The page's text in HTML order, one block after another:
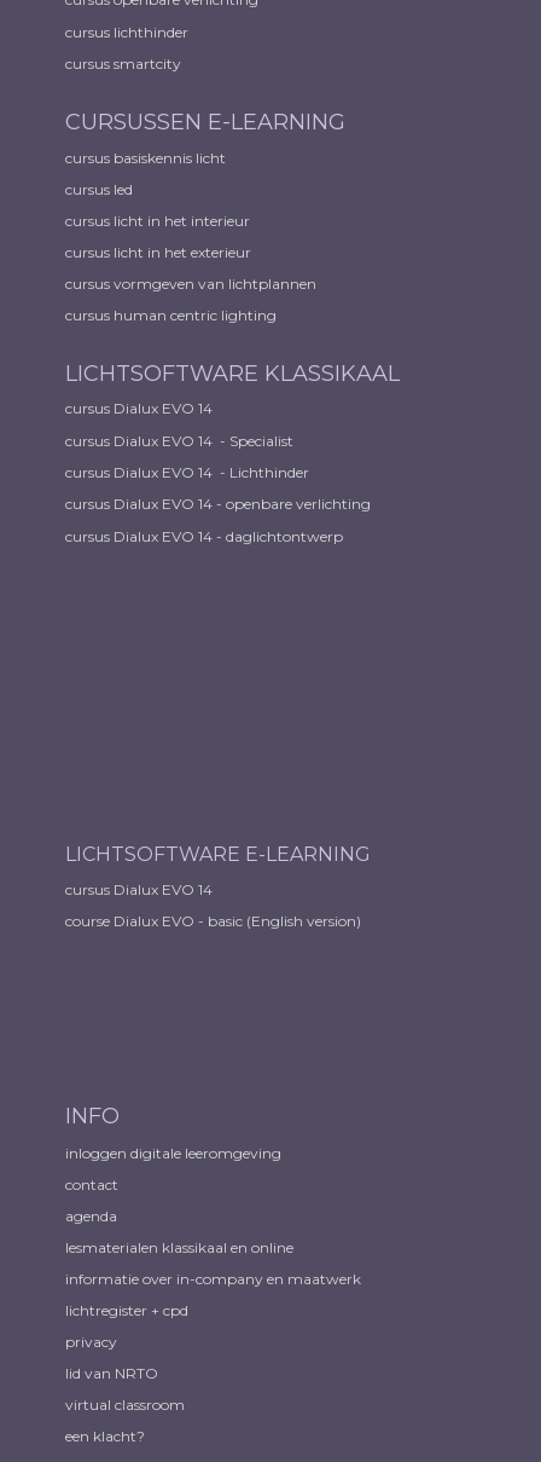
cursus lichthinder
cursus smartcity
CURSUSSEN E-LEARNING
cursus basiskennis licht
cursus led
cursus licht in het interieur
cursus licht in het exterieur
cursus vormgeven van lichtplannen
cursus human centric lighting
LICHTSOFTWARE KLASSIKAAL
cursus Dialux EVO 14
cursus Dialux EVO 14 - Specialist
cursus Dialux EVO 14 - Lichthinder
cursus Dialux EVO 14 - openbare verlichting
cursus Dialux EVO 14 - daglichtontwerp
LICHTSOFTWARE E-LEARNING
cursus Dialux EVO 14
course Dialux EVO - basic (English version)
INFO
inloggen digitale leeromgeving
contact
agenda
lesmaterialen klassikaal en online
informatie over in-company en maatwerk
lichtregister + cpd
privacy
lid van NRTO
virtual classroom
een klacht?